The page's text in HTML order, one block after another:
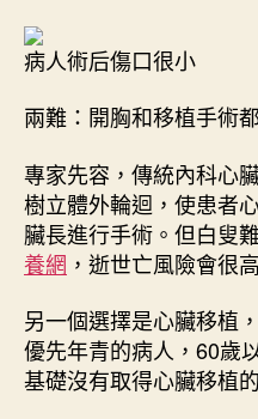
病人術后傷口很小
兩難：開胸和移植手術
專家先容，傳統內科心
樹立體外輪迴，使患者
臟長進行手術。但白叟
養網 ，逝世亡風險會很
另一個選擇是心臟移植
優先年青的病人，60歲
基礎沒有取得心臟移植